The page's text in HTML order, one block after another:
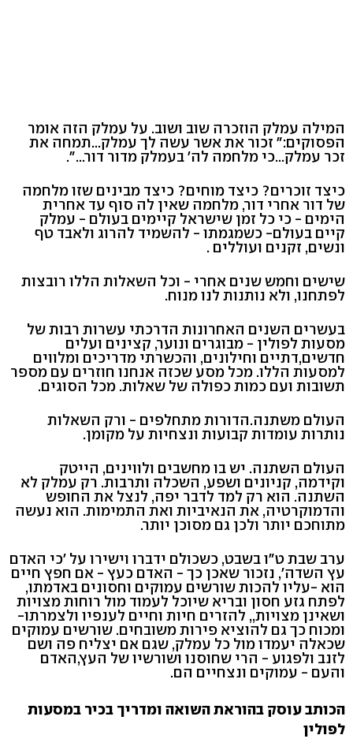
המילה עמלק הוזכרה שוב ושוב. על עמלק הזה אומר
הפסוקים:" זכור את אשר עשה לך עמלק...תמחה את
זכר עמלק...כי מלחמה לה' בעמלק מדור דור...".
כיצד זוכרים? כיצד מוחים? כיצד מבינים שזו מלחמה
של דור אחרי דור, מלחמה שאין לה סוף עד אחרית
הימים - כי כל זמן שישראל קיימים בעולם - עמלק
קיים בעולם- כשמגמתו - להשמיד להרוג ולאבד טף
ונשים, זקנים ועוללים .
שישים וחמש שנים אחרי - וכל השאלות הללו רובצות
לפתחנו, ולא נותנות לנו מנוח.
בעשרים השנים האחרונות הדרכתי עשרות רבות של
מסעות לפולין - מבוגרים ונוער, קצינים ועלים
חדשים,דתיים וחילונים, והכשרתי מדריכים ומלווים
למסעות הללו. מכל מסע שכזה אנחנו חוזרים עם מספר
תשובות ועם כמות כפולה של שאלות. מכל הסוגים.
העולם משתנה.הדורות מתחלפים - ורק השאלות
נותרות עומדות קבועות ונצחיות על מקומן.
העולם השתנה. יש בו מחשבים ולווינים, הייטק
וקידמה, קניונים ושפע, השכלה ותרבות. רק עמלק לא
השתנה. הוא רק למד לדבר יפה, לנצל את החופש
והדמוקרטיה, את הנאיביות ואת התמימות. הוא נעשה
מתוחכם יותר ולכן גם מסוכן יותר.
ערב שבת ט"ו בשבט, כשכולם ידברו וישירו על 'כי האדם
עץ השדה', נזכור שאכן כך - האדם כעץ - אם חפץ חיים
הוא -עליו להכות שורשים עמוקים וחסונים באדמתו,
לפתח גזע חסון ובריא שיוכל לעמוד מול רוחות מצויות
ושאינן מצויות,, להזרים חיות וחיים לענפיו ולצמרתו-
ומכוח כך גם להוציא פירות משובחים. שורשים עמוקים
שכאלה יעמדו מול כל עמלק, שגם אם יצליח פה ושם
לזנב ולפגוע - הרי שחוסנו ושורשיו של העץ,האדם
והעם - עמוקים ונצחיים הם.
הכותב עוסק בהוראת השואה ומדריך בכיר במסעות
לפולין